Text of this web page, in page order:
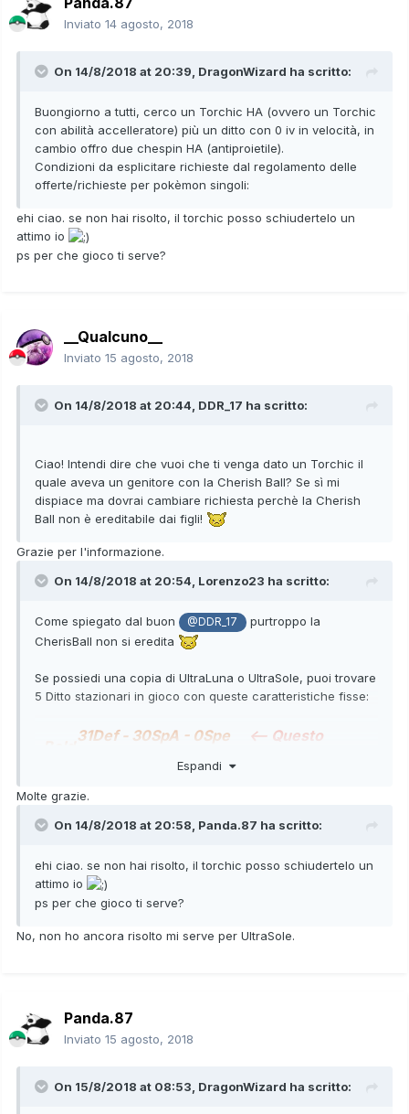
-Livello 1
-Natura Scaltra
-Regione di Provenienza Italia, Europa
-Sesso Maschio
-Chespin (offerto in cambio per il ditto):
-Livello 1
-Abilità Antiproiettile
-Natura Scaltra
-Pokèball Loveball
Inviato 14 agosto, 2018
On 14/8/2018 at 20:39, DragonWizard ha scritto:
Buongiorno a tutti, cerco un Torchic HA (ovvero un Torchic
con abilità accelleratore) più un ditto con 0 iv in velocità, in
cambio offro due chespin HA (antiproietile).
Condizioni da esplicitare richieste dal regolamento delle
offerte/richieste per pokèmon singoli:
ehi ciao. se non hai risolto, il torchic posso schiudertelo un
attimo io
ps per che gioco ti serve?
__Qualcuno__
Inviato 15 agosto, 2018
On 14/8/2018 at 20:44, DDR_17 ha scritto:
Ciao! Intendi dire che vuoi che ti venga dato un Torchic il
quale aveva un genitore con la Cherish Ball? Se sì mi
dispiace ma dovrai cambiare richiesta perchè la Cherish
Ball non è ereditabile dai figli!
Grazie per l'informazione.
On 14/8/2018 at 20:54, Lorenzo23 ha scritto:
Come spiegato dal buon @DDR_17
purtroppo la
CherisBall non si eredita
Se possiedi una copia di UltraLuna o UltraSole, puoi trovare
5 Ditto stazionari in gioco con queste caratteristiche fisse:
31Def - 30SpA - 0Spe
<-- Questo
dovrebbe fare al caso tuo
Ada
mant
Timid 30Atk - 30SpD - 31Spe
Espandi
Molte grazie.
On 14/8/2018 at 20:58, Panda.87 ha scritto:
ehi ciao. se non hai risolto, il torchic posso schiudertelo un
attimo io
ps per che gioco ti serve?
No, non ho ancora risolto mi serve per UltraSole.
Panda.87
Inviato 15 agosto, 2018
On 15/8/2018 at 08:53, DragonWizard ha scritto: